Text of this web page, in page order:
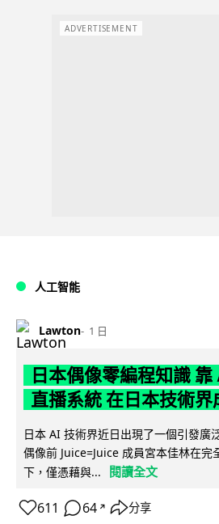
ADVERTISEMENT
人工智能
Lawton 1 日
日本偶像零編程知識 靠
直播系統 在日本技術界
日本 AI 技術界近日出現了一個引發廣
偶像前 Juice=Juice 成員宮本佳林在完
下，僅憑藉與...
閱讀全文
611 64 ↗ 分享